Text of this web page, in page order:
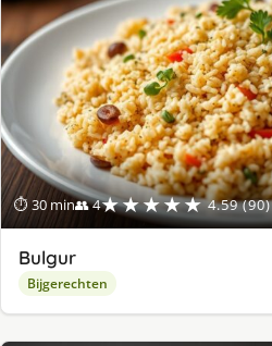
⏱ 30 min👥 4★★★★★ 4.59 (90)
Bulgur
Bijgerechten